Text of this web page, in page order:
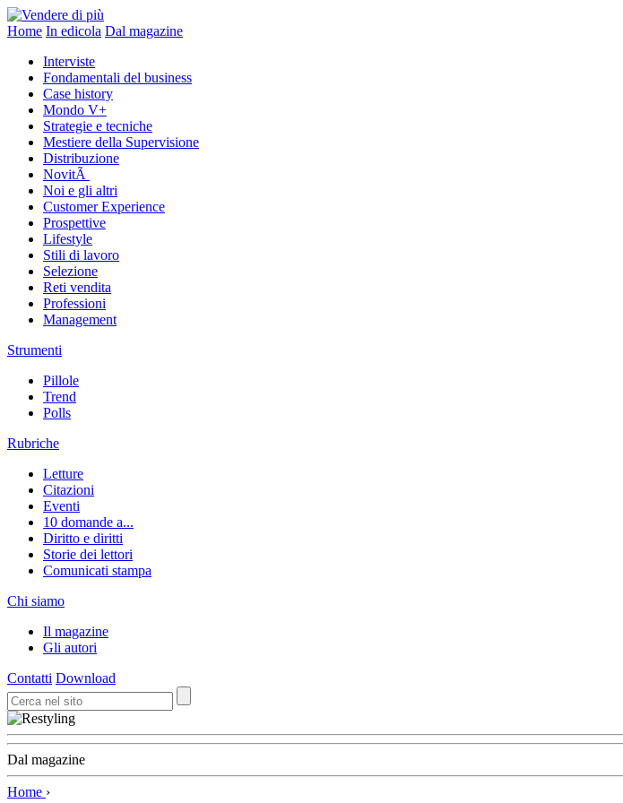
Home In edicola Dal magazine
Interviste
Fondamentali del business
Case history
Mondo V+
Strategie e tecniche
Mestiere della Supervisione
Distribuzione
NovitÃ
Noi e gli altri
Customer Experience
Prospettive
Lifestyle
Stili di lavoro
Selezione
Reti vendita
Professioni
Management
Strumenti
Pillole
Trend
Polls
Rubriche
Letture
Citazioni
Eventi
10 domande a...
Diritto e diritti
Storie dei lettori
Comunicati stampa
Chi siamo
Il magazine
Gli autori
Contatti Download
Dal magazine
Home ›